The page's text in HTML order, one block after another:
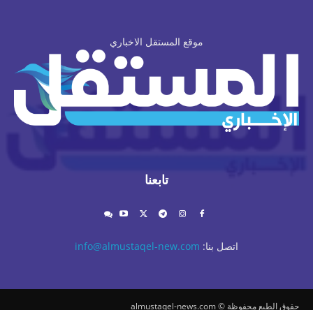
موقع المستقل الاخباري
تابعنا
اتصل بنا: info@almustaqel-new.com
حقوق الطبع محفوظة © almustaqel-news.com